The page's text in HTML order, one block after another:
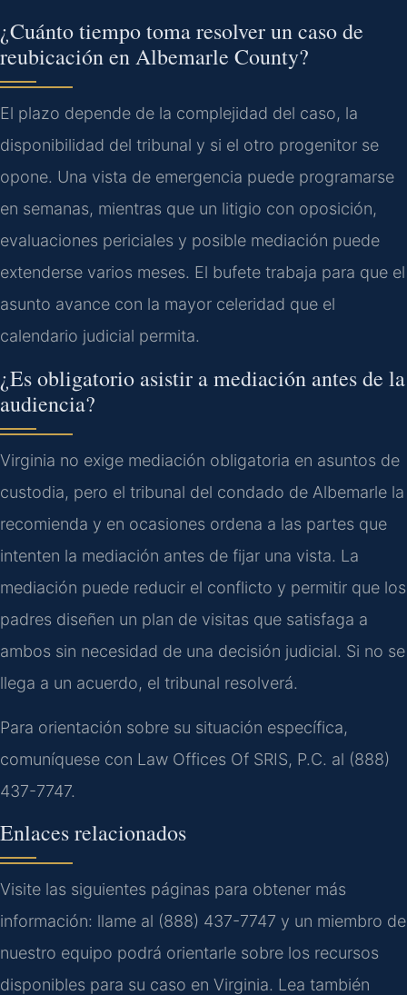
¿Cuánto tiempo toma resolver un caso de
reubicación en Albemarle County?
El plazo depende de la complejidad del caso, la
disponibilidad del tribunal y si el otro progenitor se
opone. Una vista de emergencia puede programarse
en semanas, mientras que un litigio con oposición,
evaluaciones periciales y posible mediación puede
extenderse varios meses. El bufete trabaja para que el
asunto avance con la mayor celeridad que el
calendario judicial permita.
¿Es obligatorio asistir a mediación antes de la
audiencia?
Virginia no exige mediación obligatoria en asuntos de
custodia, pero el tribunal del condado de Albemarle la
recomienda y en ocasiones ordena a las partes que
intenten la mediación antes de fijar una vista. La
mediación puede reducir el conflicto y permitir que los
padres diseñen un plan de visitas que satisfaga a
ambos sin necesidad de una decisión judicial. Si no se
llega a un acuerdo, el tribunal resolverá.
Para orientación sobre su situación específica,
comuníquese con Law Offices Of SRIS, P.C. al (888)
437-7747.
Enlaces relacionados
Visite las siguientes páginas para obtener más
información: llame al (888) 437-7747 y un miembro de
nuestro equipo podrá orientarle sobre los recursos
disponibles para su caso en Virginia. Lea también